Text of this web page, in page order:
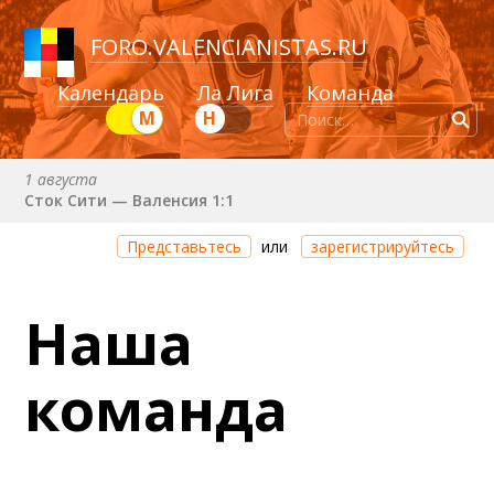
FORO.VALENCIANISTAS.RU
Календарь Ла Лига Команда
Н
М
1 августа
Сток Сити — Валенсия 1:1
Через 2 дня 8 часов 25 минут
Валенсия — Ньюкасл
Валенсия — Сельта
25 августа (вт) в 21:00 (исп)
30 августа (вс) в 19:30 (исп)
Представьтесь или зарегистрируйтесь
Наша
команда